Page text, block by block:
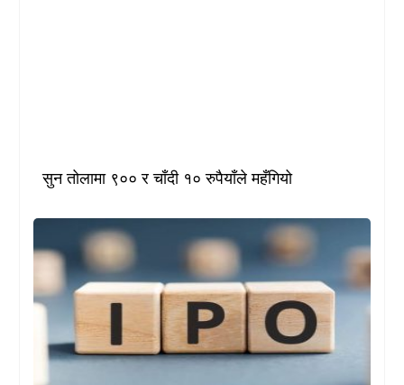
सुन तोलामा ९०० र चाँदी १० रुपैयाँले महँगियो